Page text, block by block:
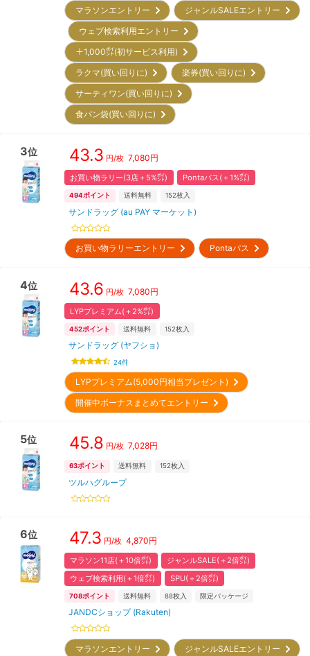
マラソンエントリー
ジャンルSALEエントリー
ウェブ検索利用エントリー
＋1,000㌽(初サービス利用)
ラクマ(買い回りに)
楽券(買い回りに)
サーティワン(買い回りに)
食パン袋(買い回りに)
3位 43.3 円/枚 7,080円
お買い物ラリー(3店＋5%㌽) Pontaパス(＋1%㌽)
494ポイント 送料無料 152枚入
サンドラッグ (au PAY マーケット)
お買い物ラリーエントリー Pontaパス
4位 43.6 円/枚 7,080円
LYPプレミアム(＋2%㌽)
452ポイント 送料無料 152枚入
サンドラッグ (ヤフショ)
24件
LYPプレミアム(5,000円相当プレゼント)
開催中ボーナスまとめてエントリー
5位 45.8 円/枚 7,028円
63ポイント 送料無料 152枚入
ツルハグループ
6位 47.3 円/枚 4,870円
マラソン11店(＋10倍㌽)
ジャンルSALE(＋2倍㌽)
ウェブ検索利用(＋1倍㌽)
SPU(＋2倍㌽)
708ポイント 送料無料 88枚入 限定パッケージ
JANDCショップ (Rakuten)
マラソンエントリー
ジャンルSALEエントリー